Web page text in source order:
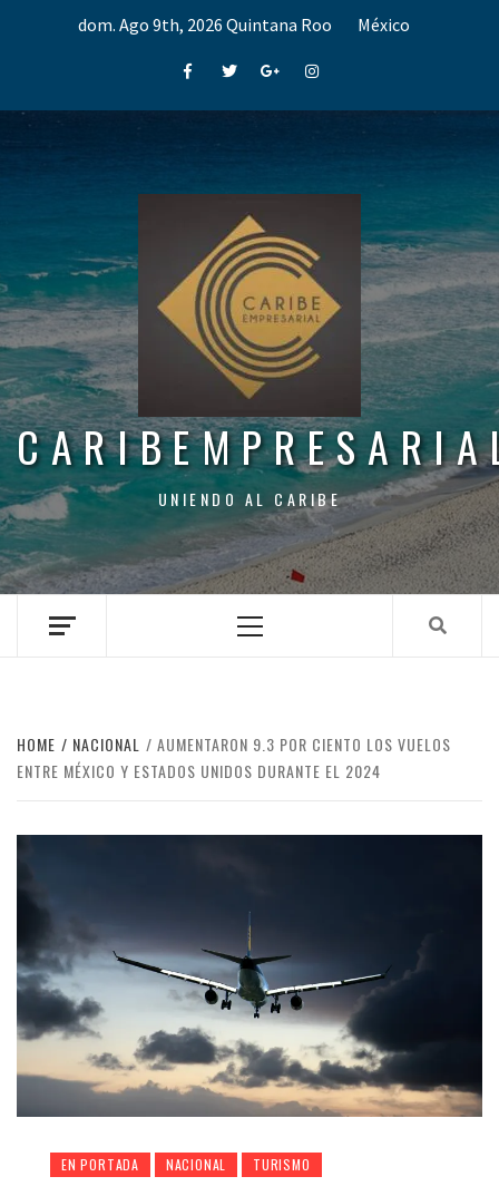
dom. Ago 9th, 2026 Quintana Roo México
FacebookTwitterGoogle+Instagram
UNIENDO AL CARIBE
Menu
HOME NACIONAL
AUMENTARON 9.3 POR CIENTO LOS VUELOS
ENTRE MÉXICO Y ESTADOS UNIDOS DURANTE EL 2024
EN PORTADA NACIONAL TURISMO